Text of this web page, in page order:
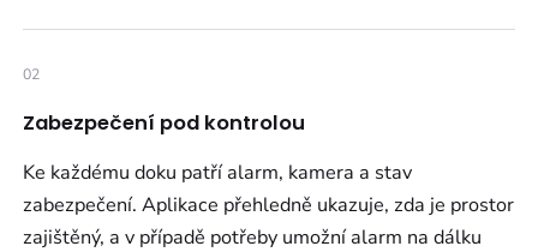
02
Zabezpečení pod kontrolou
Ke každému doku patří alarm, kamera a stav
zabezpečení. Aplikace přehledně ukazuje, zda je prostor
zajištěný, a v případě potřeby umožní alarm na dálku